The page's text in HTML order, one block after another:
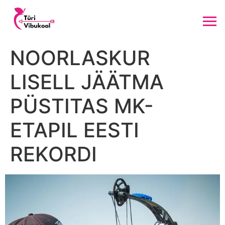
NOORLASKUR
LISELL JÄÄTMA
PÜSTITAS MK-
ETAPIL EESTI
REKORDI